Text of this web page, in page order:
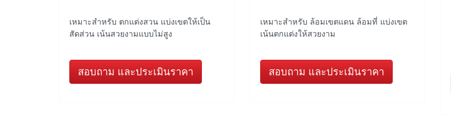
เหมาะสำหรับ ตกแต่งสวน แบ่งเขตให้เป็น
สัดส่วน เน้นสวยงามแบบไม่สูง
สอบถาม และประเมินราคา
เหมาะสำหรับ ล้อมเขตแดน ล้อมที่ แบ่งเขต
เน้นตกแต่งให้สวยงาม
สอบถาม และประเมินราคา